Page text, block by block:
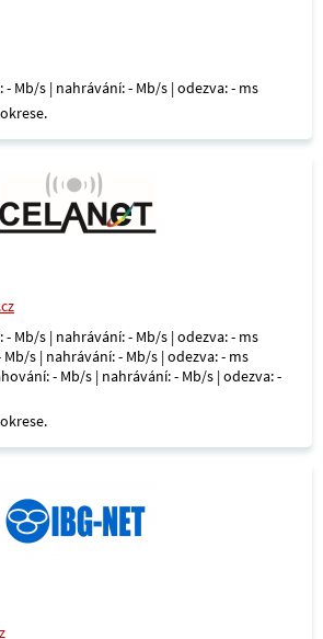
- Mb/s | nahrávání: - Mb/s | odezva: - ms
- Mb/s | nahrávání: - Mb/s | odezva: - ms
s | nahrávání: - Mb/s | odezva: - ms
- Mb/s | nahrávání: - Mb/s | odezva: -